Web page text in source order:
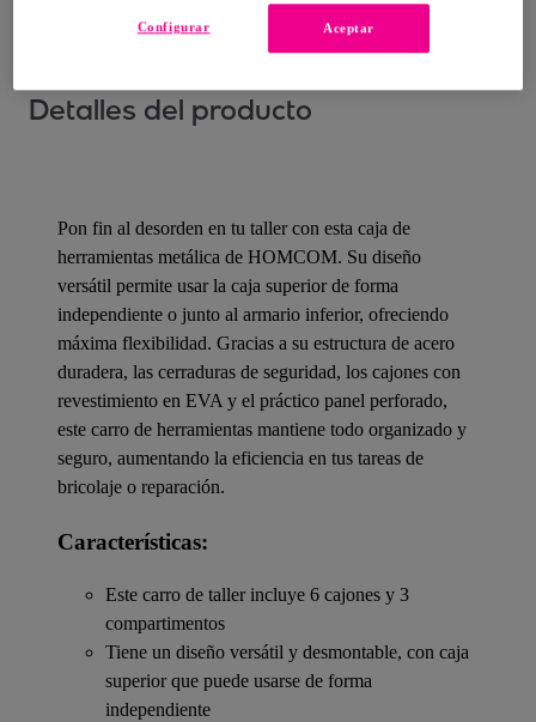
Detalles del producto
Pon fin al desorden en tu taller con esta caja de
herramientas metálica de HOMCOM. Su diseño
versátil permite usar la caja superior de forma
independiente o junto al armario inferior, ofreciendo
máxima flexibilidad. Gracias a su estructura de acero
duradera, las cerraduras de seguridad, los cajones con
revestimiento en EVA y el práctico panel perforado,
este carro de herramientas mantiene todo organizado y
seguro, aumentando la eficiencia en tus tareas de
bricolaje o reparación.
Características:
Este carro de taller incluye 6 cajones y 3
compartimentos
Tiene un diseño versátil y desmontable, con caja
superior que puede usarse de forma
independiente
Aceptar
Configurar